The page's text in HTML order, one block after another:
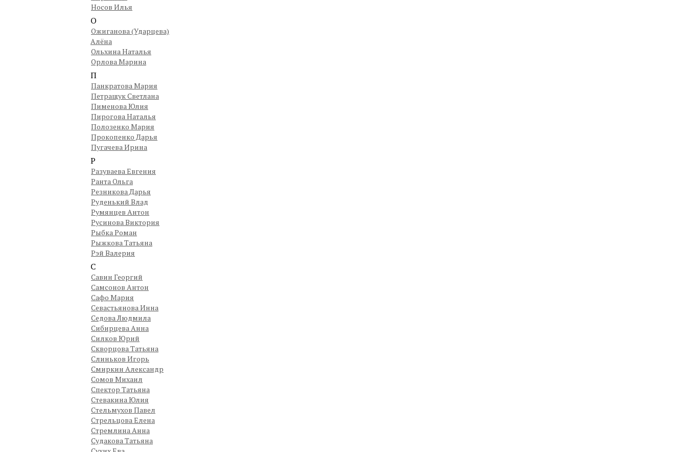
Носов Илья
О
Ожиганова (Ударцева)
Алёна
Ольхина Наталья
Орлова Марина
П
Панкратова Мария
Петращук Светлана
Пименова Юлия
Пирогова Наталья
Полозенко Мария
Прокопенко Дарья
Пугачева Ирина
Р
Разуваева Евгения
Ранта Ольга
Резникова Дарья
Руденький Влад
Румянцев Антон
Русинова Виктория
Рыбка Роман
Рыжкова Татьяна
Рэй Валерия
С
Савин Георгий
Самсонов Антон
Сафо Мария
Севастьянова Инна
Седова Людмила
Сибирцева Анна
Силков Юрий
Скворцова Татьяна
Слиньков Игорь
Смиркин Александр
Сомов Михаил
Спектор Татьяна
Стевакина Юлия
Стельмухов Павел
Стрельцова Елена
Стремлина Анна
Судакова Татьяна